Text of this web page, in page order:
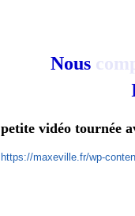
Nous
petite vidéo tournée
https://maxeville.fr/wp-